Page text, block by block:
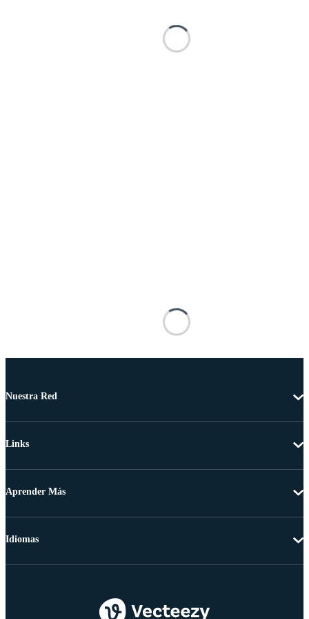
Nuestra Red
Links
Aprender Más
Idiomas